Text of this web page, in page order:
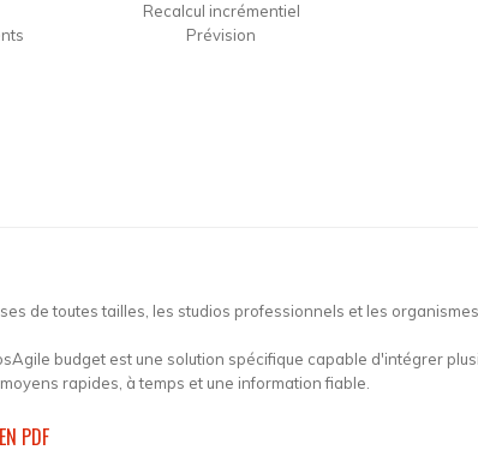
Recalcul incrémentiel
Prévision
de toutes tailles, les studios professionnels et les
budget est une solution spécifique capable d'intégrer
rapides, à temps et une information fiable.
PDF